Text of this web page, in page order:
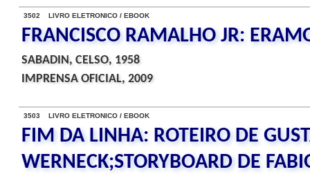
3502 LIVRO ELETRONICO / EBOOK
FRANCISCO RAMALHO JR:
SABADIN, CELSO, 1958
IMPRENSA OFICIAL, 2009
3503 LIVRO ELETRONICO / EBOOK
FIM DA LINHA: ROTEIRO DE
WERNECK;STORYBOARD DE